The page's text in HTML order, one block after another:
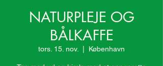
NATURPLEJE OG
BÅLKAFFE
tors. 15. nov. København